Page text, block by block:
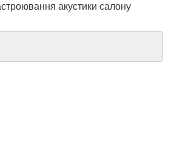
акустики салону